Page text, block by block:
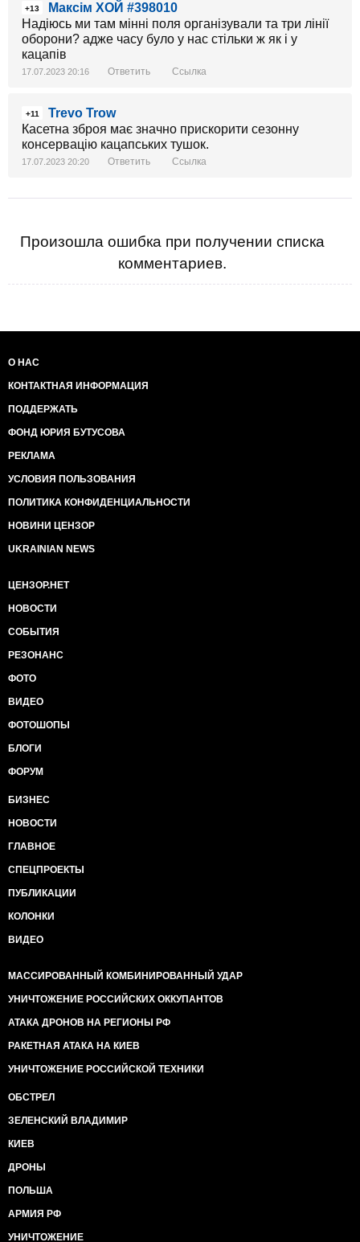
+13
Максім ХОЙ #398010
Надіюсь ми там мінні поля організували та три лінії
оборони? адже часу було у нас стільки ж як і у
кацапів
17.07.2023 20:16 Ответить Ссылка
+11
Trevo Trow
Касетна зброя має значно прискорити сезонну
консервацію кацапських тушок.
17.07.2023 20:20 Ответить Ссылка
Произошла ошибка при получении списка
комментариев.
О НАС
КОНТАКТНАЯ ИНФОРМАЦИЯ
ПОДДЕРЖАТЬ
ФОНД ЮРИЯ БУТУСОВА
РЕКЛАМА
УСЛОВИЯ ПОЛЬЗОВАНИЯ
ПОЛИТИКА КОНФИДЕНЦИАЛЬНОСТИ
НОВИНИ ЦЕНЗОР
UKRAINIAN NEWS
ЦЕНЗОР.НЕТ
НОВОСТИ
СОБЫТИЯ
РЕЗОНАНС
ФОТО
ВИДЕО
ФОТОШОПЫ
БЛОГИ
ФОРУМ
БИЗНЕС
НОВОСТИ
ГЛАВНОЕ
СПЕЦПРОЕКТЫ
ПУБЛИКАЦИИ
КОЛОНКИ
ВИДЕО
МАССИРОВАННЫЙ КОМБИНИРОВАННЫЙ УДАР
УНИЧТОЖЕНИЕ РОССИЙСКИХ ОККУПАНТОВ
АТАКА ДРОНОВ НА РЕГИОНЫ РФ
РАКЕТНАЯ АТАКА НА КИЕВ
УНИЧТОЖЕНИЕ РОССИЙСКОЙ ТЕХНИКИ
ОБСТРЕЛ
ЗЕЛЕНСКИЙ ВЛАДИМИР
КИЕВ
ДРОНЫ
ПОЛЬША
АРМИЯ РФ
УНИЧТОЖЕНИЕ